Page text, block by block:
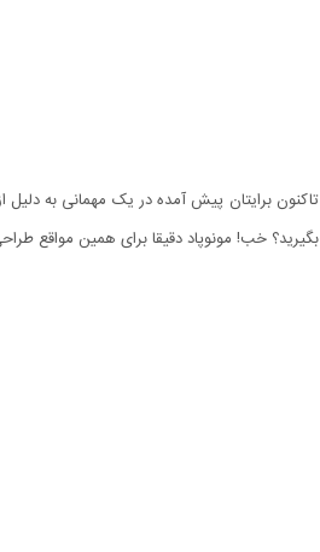
تاکنون برایتان پیش آمده در یک مهمانی به دلیل
بگیرید؟ خب! مونوپاد دقیقا برای همین مواقع